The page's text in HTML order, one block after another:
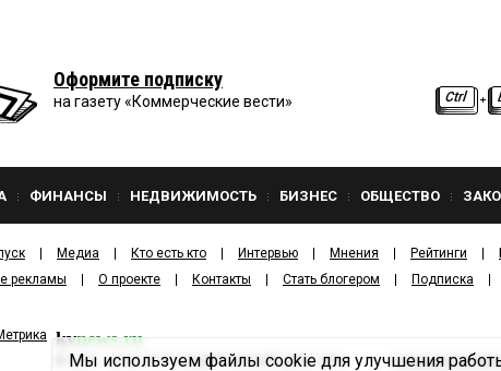
Оформите подписку
на газету «Коммерческие вести»
ФИНАНСЫ НЕДВИЖИМОСТЬ БИЗНЕС ОБЩЕСТВО
Медиа Кто есть кто Интервью Мнения Рейтинги
рекламы
О проекте Контакты Стать блогером Подписка
kvnews.ru
2001—2026ООО ИЗДАТЕЛЬСКИЙ ДОМ «КВ».
Политика
Мы используем файлы cookie для улучшения